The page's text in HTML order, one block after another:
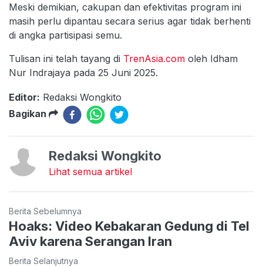
Meski demikian, cakupan dan efektivitas program ini
masih perlu dipantau secara serius agar tidak berhenti
di angka partisipasi semu.
Tulisan ini telah tayang di TrenAsia.com oleh Idham
Nur Indrajaya pada 25 Juni 2025.
Editor: Redaksi Wongkito
Bagikan
Redaksi Wongkito
Lihat semua artikel
Berita Sebelumnya
Hoaks: Video Kebakaran Gedung di Tel
Aviv karena Serangan Iran
Berita Selanjutnya